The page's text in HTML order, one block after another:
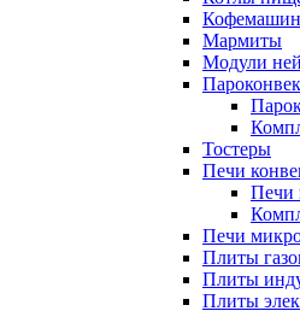
Мармиты
Модули
Тостеры
Печи
Печи
Печи
Плиты
Плиты
Плиты